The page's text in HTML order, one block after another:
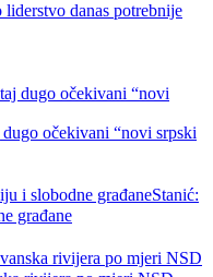
danas potrebnije
očekivani “novi srpski
Stanić:
građane